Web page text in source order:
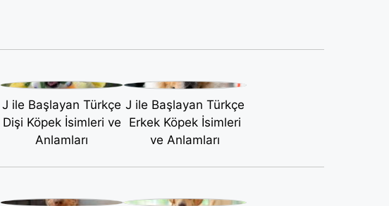
J ile Başlayan Türkçe
Dişi Köpek İsimleri ve
Anlamları
J ile Başlayan Türkçe
Erkek Köpek İsimleri
ve Anlamları